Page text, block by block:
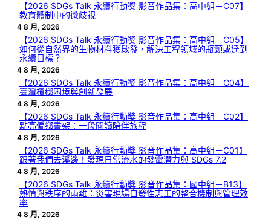
【2026 SDGs Talk 永續行動獎 影音作品集：高中組－C07】
教育體制中的微歧視
4 8 月, 2026
【2026 SDGs Talk 永續行動獎 影音作品集：高中組－C05】
如何從自然界的生物材料獲啟發，解決工程領域的瓶頸或達到
永續目標？
4 8 月, 2026
【2026 SDGs Talk 永續行動獎 影音作品集：高中組－C04】
臺灣檳榔困境與創新發展
4 8 月, 2026
【2026 SDGs Talk 永續行動獎 影音作品集：高中組－C02】
點亮偏鄉書架：一段閱讀陪伴旅程
4 8 月, 2026
【2026 SDGs Talk 永續行動獎 影音作品集：高中組－C01】
跟著我們去溪邊！發現日常流水的發電潛力與 SDGs 7.2
4 8 月, 2026
【2026 SDGs Talk 永續行動獎 影音作品集：國中組－B13】
熱情與秩序的兩難：災害現場自發性志工的整合機制與管理效
率
4 8 月, 2026